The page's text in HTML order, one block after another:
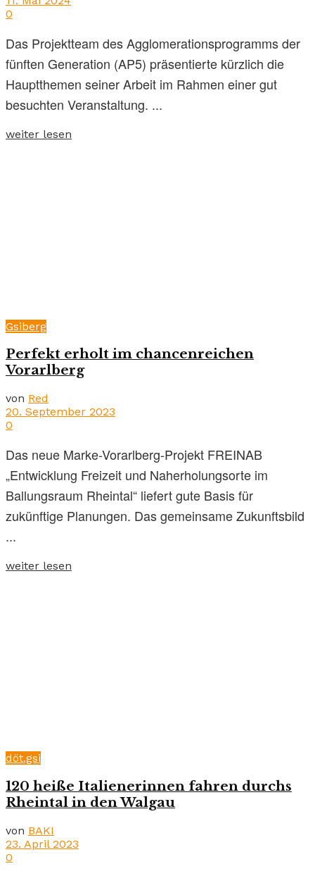
0
Das Projektteam des Agglomerationsprogramms der
fünften Generation (AP5) präsentierte kürzlich die
Hauptthemen seiner Arbeit im Rahmen einer gut
besuchten Veranstaltung. ...
weiter lesen
Gsiberg
Perfekt erholt im chancenreichen
Vorarlberg
von Red
20. September 2023
0
Das neue Marke-Vorarlberg-Projekt FREINAB
„Entwicklung Freizeit und Naherholungsorte im
Ballungsraum Rheintal“ liefert gute Basis für
zukünftige Planungen. Das gemeinsame Zukunftsbild
...
weiter lesen
döt.gsi
120 heiße Italienerinnen fahren durchs
Rheintal in den Walgau
von BAKI
23. April 2023
0